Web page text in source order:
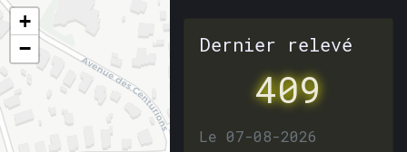
+
−
Dernier relevé
409
Le 07-08-2026